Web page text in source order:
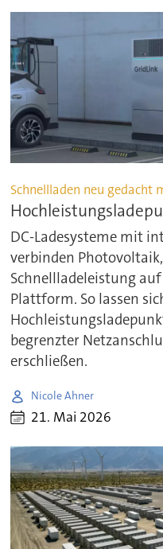
Schnellladen neu gedacht
DC-Ladesysteme mit
verbinden
Schnellladeleistung
Plattform. So lassen
begrenzter
erschließen.
Nicole Ahner
21. Mai 2026